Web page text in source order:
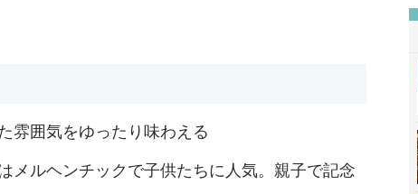
雰囲気をゆったり味わえる
メルヘンチックで子供たちに人気。親子で記念